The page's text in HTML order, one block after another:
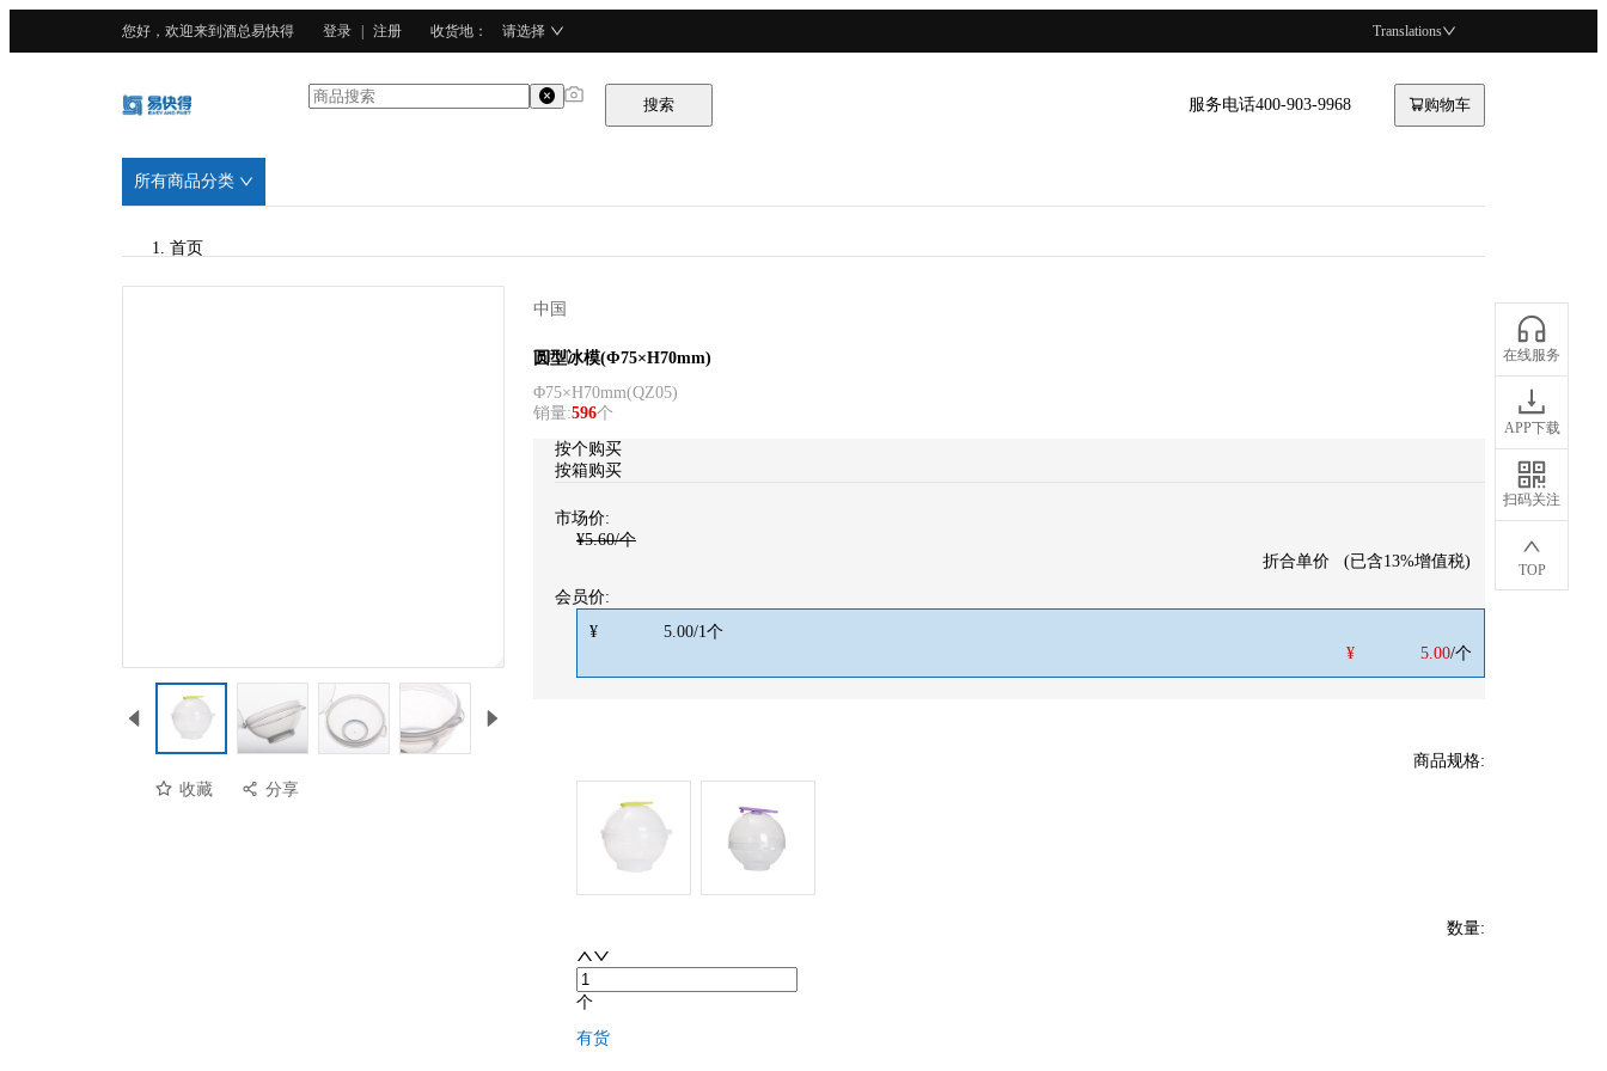
您好，欢迎来到酒总易快得 登录 注册 收货地 ： 请选择 Translations
搜索 服务电话400-903-9968 购物车
所有商品分类
在线服务
APP下载
扫码关注
TOP
首页
收藏 分享
中国
TTM
圆型冰模(Φ75×H70mm)
Φ75×H70mm(QZ05)
销量:596个
按个购买
按箱购买
市场价:
¥5.60/个
折合单价
(已含13%增值税)
会员价:
¥
5.00/1个
¥
5.00/个
商品规格:
数量:
个
有货